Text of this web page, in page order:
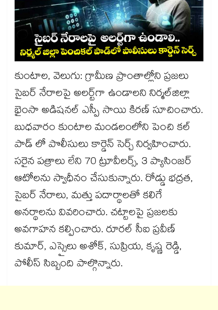
కుంటాల, వెలుగు: గ్రామీణ ప్రాంతాల్లోని ప్రజలు
సైబర్ నేరాలపై అలర్ట్​గా ఉండాలని నిర్మల్​జిల్లా
భైంసా అడిషనల్ ఎస్పీ సాయి కిరణ్ సూచించారు.
బుధవారం కుంటాల మండలంలోని పెంచి కల్
పాడ్ లో పొలీసులు కార్డెన్ సెర్చ్ నిర్వహించారు.
సరైన పత్రాలు లేని 70 ట్రూవీలర్స్, 3 ప్యాసింజర్
ఆటోలను స్వాధీనం చేసుకున్నారు. రోడ్డు భద్రత,
సైబర్ నేరాలు, మత్తు పదార్థాలతో కలిగే
అనర్థాలను వివరించారు. చట్టాలపై ప్రజలకు
అవగాహన కల్పించారు. రూరల్ సీఐ ప్రవీణ్
కుమార్, ఎస్సైలు అశోక్, సుప్రియ, కృష్ణ రెడ్డి,
పోలీస్ సిబ్బంది పాల్గొన్నారు.